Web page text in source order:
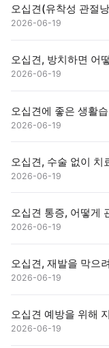
오십견(유착성 관절
2026-06-19
오십견, 방치하면 어
2026-06-19
오십견에 좋은 생활
2026-06-19
오십견, 수술 없이 치
2026-06-19
오십견 통증, 어떻게
2026-06-19
오십견, 재발을 막으
2026-06-19
오십견 예방을 위해
2026-06-19